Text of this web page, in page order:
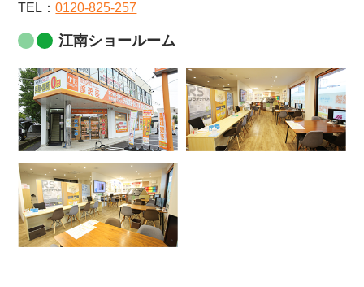
TEL：0120-825-257
江南ショールーム